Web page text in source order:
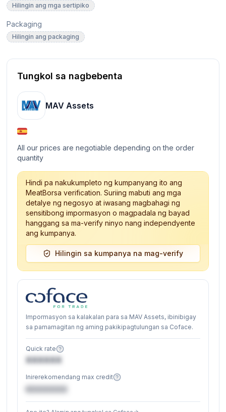
Hilingin ang mga sertipiko
Packaging
Hilingin ang packaging
Tungkol sa nagbebenta
MAV Assets
All our prices are negotiable depending on the order
quantity
Hindi pa nakukumpleto ng kumpanyang ito ang
MeatBorsa verification. Suriing mabuti ang mga
detalye ng negosyo at iwasang magbahagi ng
sensitibong impormasyon o magpadala ng bayad
hanggang sa ma-verify ninyo nang independyente
ang kumpanya.
Hilingin sa kumpanya na mag-verify
Impormasyon sa kalakalan para sa MAV Assets, ibinibigay
sa pamamagitan ng aming pakikipagtulungan sa Coface.
Quick rate
XXXXXX
Inirerekomendang max credit
€XXXXXX